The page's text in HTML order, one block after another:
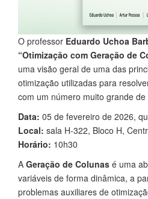
O professor Eduardo Uchoa
“Otimização com Geração de
uma visão geral de uma das
otimização utilizadas para
com um número muito grande de
Data: 05 de fevereiro de 2026,
Local: sala H-322, Bloco H,
Horário: 10h30
A Geração de Colunas é uma
variáveis de forma dinâmica, a
problemas auxiliares de